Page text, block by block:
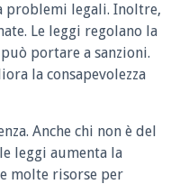
problemi legali. Inoltre,
Le leggi regolano la
portare a sanzioni.
la consapevolezza
Anche chi non è del
leggi aumenta la
molte risorse per